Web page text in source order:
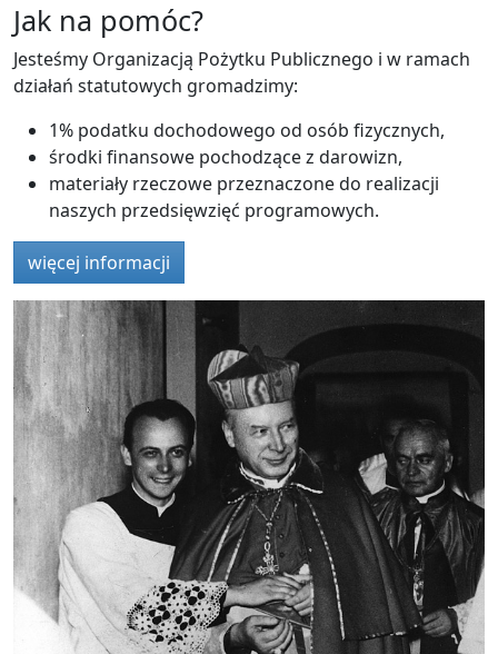
Jak na pomóc?
Jesteśmy Organizacją Pożytku Publicznego i w ramach
działań statutowych gromadzimy:
1% podatku dochodowego od osób fizycznych,
środki finansowe pochodzące z darowizn,
materiały rzeczowe przeznaczone do realizacji
naszych przedsięwzięć programowych.
więcej informacji